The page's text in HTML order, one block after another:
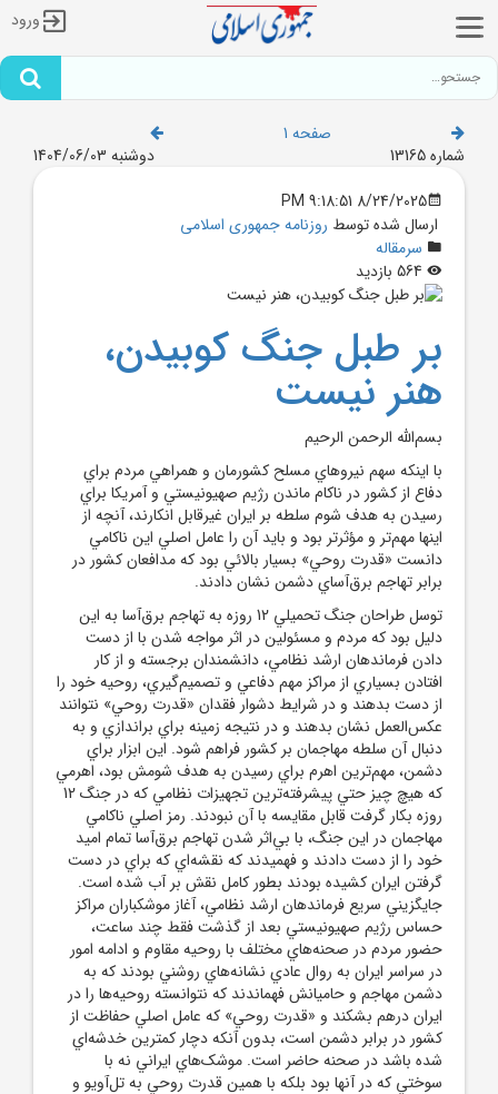
ورود
صفحه 1
شماره 13165
دوشنبه 1404/06/03
8/24/2025 9:18:51 PM
ارسال شده توسط روزنامه جمهوری اسلامی
سرمقاله
بر طبل جنگ کوبيدن،
هنر نيست
بسم‌الله الرحمن الرحيم
با اينکه سهم نيروهاي مسلح کشورمان و همراهي مردم براي
دفاع از کشور در ناکام ماندن رژيم صهيونيستي و آمريکا براي
رسيدن به هدف شوم سلطه بر ايران غيرقابل انکارند، آنچه از
اينها مهم‌تر و مؤثرتر بود و بايد آن را عامل اصلي اين ناکامي
دانست «قدرت روحي» بسيار بالائي بود که مدافعان کشور در
برابر تهاجم برق‌آساي دشمن نشان دادند.
توسل طراحان جنگ تحميلي 12 روزه به تهاجم برق‌آسا به اين
دليل بود که مردم و مسئولين در اثر مواجه شدن با از دست
دادن فرماندهان ارشد نظامي، دانشمندان برجسته و از کار
افتادن بسياري از مراکز مهم دفاعي و تصميم‌گيري، روحيه خود را
از دست بدهند و در شرايط دشوار فقدان «قدرت روحي» نتوانند
عکس‌العمل نشان بدهند و در نتيجه زمينه براي براندازي و به
دنبال آن سلطه مهاجمان بر کشور فراهم شود. اين ابزار براي
دشمن، مهم‌ترين اهرم براي رسيدن به هدف شومش بود، اهرمي
که هيچ چيز حتي پيشرفته‌ترين تجهيزات نظامي که در جنگ 12
روزه بکار گرفت قابل مقايسه با آن نبودند. رمز اصلي ناکامي
مهاجمان در اين جنگ، با بي‌اثر شدن تهاجم برق‌آسا تمام اميد
خود را از دست دادند و فهميدند که نقشه‌اي که براي در دست
گرفتن ايران کشيده بودند بطور کامل نقش بر آب شده است.
جايگزيني سريع فرماندهان ارشد نظامي، آغاز موشکباران مراکز
حساس رژيم صهيونيستي بعد از گذشت فقط چند ساعت،
حضور مردم در صحنه‌هاي مختلف با روحيه مقاوم و ادامه امور
در سراسر ايران به روال عادي نشانه‌هاي روشني بودند که به
دشمن مهاجم و حاميانش فهماندند که نتوانسته روحيه‌ها را در
ايران درهم بشکند و «قدرت روحي» که عامل اصلي حفاظت از
کشور در برابر دشمن است، بدون آنکه دچار کمترين خدشه‌اي
شده باشد در صحنه حاضر است. موشک‌هاي ايراني نه با
سوختي که در آنها بود بلکه با همين قدرت روحي به تل‌آويو و